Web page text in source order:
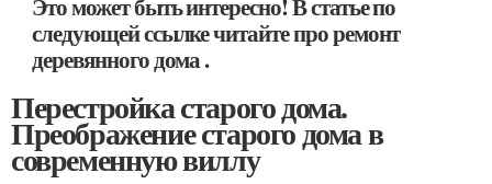
Это может быть интересно! В статье по
следующей ссылке читайте про ремонт
деревянного дома .
Перестройка старого дома.
Преображение старого дома в
современную виллу